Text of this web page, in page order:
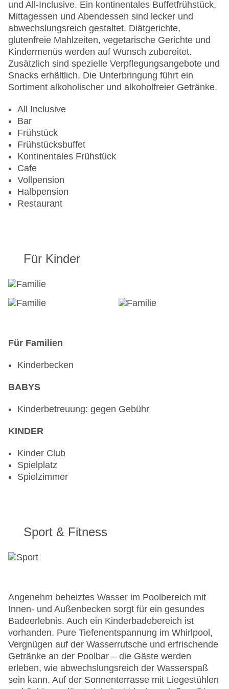
Sonnenterrasse
Gesamtanzahl der Zimmer: 109
Pools:Kinderbecken, Aquapark: ohne Gebühr,
Beheizter Außenpool, Indoor Pool, Outdoor Pool,
Sonnenschirme am Pool, Liegen am Pool,
Wasserrutsche
Zahlungsarten: American Express, Mastercard,
Landeskategorie: 3 Sterne
und All-Inclusive. Ein kontinentales Buffetfrühstück,
Mittagessen und Abendessen sind lecker und
abwechslungsreich gestaltet. Diätgerichte,
glutenfreie Mahlzeiten, vegetarische Gerichte und
Kindermenüs werden auf Wunsch zubereitet.
Zusätzlich sind spezielle Verpflegungsangebote und
Snacks erhältlich. Die Unterbringung führt ein
Sortiment alkoholischer und alkoholfreier Getränke.
All Inclusive
Bar
Frühstück
Frühstücksbuffet
Kontinentales Frühstück
Cafe
Vollpension
Halbpension
Restaurant
Für Kinder
Für Familien
Kinderbecken
BABYS
Kinderbetreuung: gegen Gebühr
KINDER
Kinder Club
Spielplatz
Spielzimmer
Sport & Fitness
Angenehm beheiztes Wasser im Poolbereich mit
Innen- und Außenbecken sorgt für ein gesundes
Badeerlebnis. Auch ein Kinderbadebereich ist
vorhanden. Pure Tiefenentspannung im Whirlpool,
Vergnügen auf der Wasserrutsche und erfrischende
Getränke an der Poolbar – die Gäste werden
erleben, wie abwechslungsreich der Wasserspaß
sein kann. Auf der Sonnenterrasse mit Liegestühlen